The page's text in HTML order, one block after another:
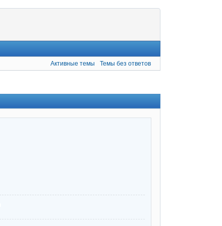
Активные темы Темы без ответов